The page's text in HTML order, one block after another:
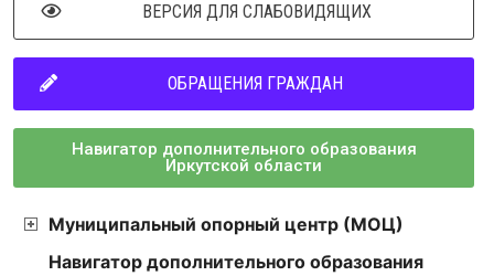
ВЕРСИЯ ДЛЯ СЛАБОВИДЯЩИХ
ОБРАЩЕНИЯ ГРАЖДАН
Навигатор дополнительного образования
Иркутской области
Муниципальный опорный центр (МОЦ)
Навигатор дополнительного образования